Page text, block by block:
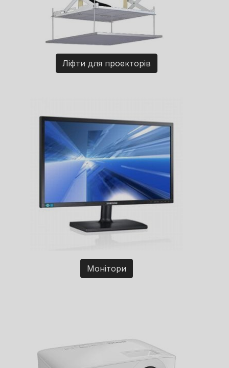
Ліфти для проекторів
Монітори